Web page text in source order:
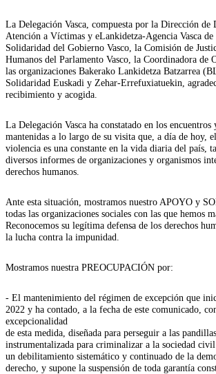
La Delegación Vasca, compuesta por la Dirección de
Atención a Víctimas y eLankidetza-Agencia Vasca
Solidaridad del Gobierno Vasco, la Comisión de
Humanos del Parlamento Vasco, la Coordinadora de
las organizaciones Bakerako Lankidetza Batzarrea
Solidaridad Euskadi y Zehar-Errefuxiatuekin,
recibimiento y acogida.
La Delegación Vasca ha constatado en los encuentros
mantenidas a lo largo de su visita que, a día de hoy,
violencia es una constante en la vida diaria del país,
diversos informes de organizaciones y organismos
derechos humanos.
Ante esta situación, mostramos nuestro APOYO y
todas las organizaciones sociales con las que hemos
Reconocemos su legítima defensa de los derechos
la lucha contra la impunidad.
Mostramos nuestra PREOCUPACIÓN por:
- El mantenimiento del régimen de excepción que
2022 y ha contado, a la fecha de este comunicado,
excepcionalidad
de esta medida, diseñada para perseguir a las
instrumentalizada para criminalizar a la sociedad
un debilitamiento sistemático y continuado de la
derecho, y supone la suspensión de toda garantía